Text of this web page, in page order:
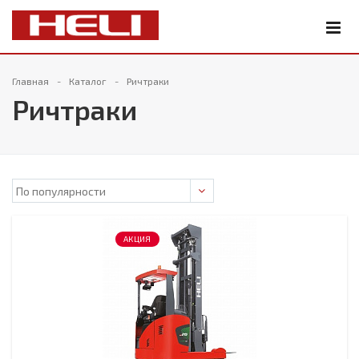
Главная Каталог Ричтраки
Ричтраки
АКЦИЯ